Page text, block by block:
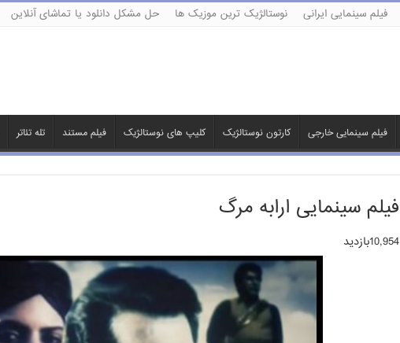
فیلم سینمایی ایرانی نوستالژیک ترین موزیک ها حل مشکل دانلود یا تماشای آنلاین
فیلم سینمایی خارجی کارتون نوستالژیک کلیپ های نوستالژیک فیلم مستند تله تئاتر
فیلم سینمایی ارابه مرگ
10,954بازدید